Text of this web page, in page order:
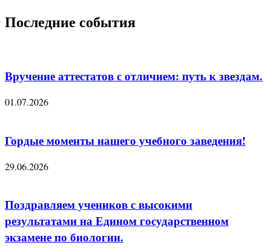
Последние события
Вручение аттестатов с отличием: путь к звездам.
01.07.2026
Гордые моменты нашего учебного заведения!
29.06.2026
Поздравляем учеников с высокими
результатами на Едином государственном
экзамене по биологии.